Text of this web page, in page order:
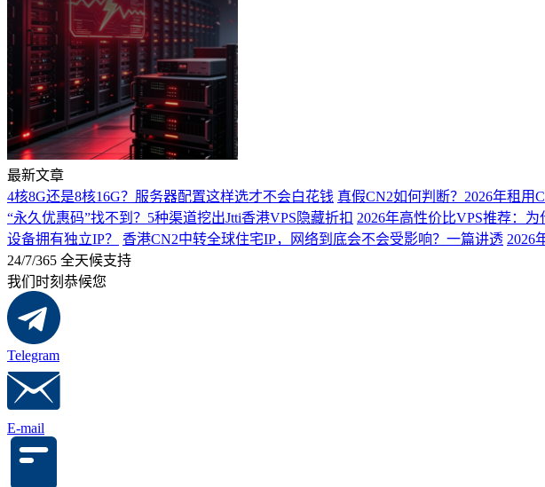
最新文章
4核8G还是8核16G？服务器配置这样选才不会白花钱 真假CN2如何判断？2026年租用
“永久优惠码”找不到？5种渠道挖出Jtti香港VPS隐藏折扣 2026年高性价比VPS推荐：为
设备拥有独立IP？
香港CN2中转全球住宅IP，网络到底会不会受影响？一篇讲透 2026
24/7/365 全天候支持
我们时刻恭候您
Telegram
E-mail